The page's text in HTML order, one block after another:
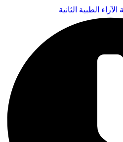
الطبية الثانية